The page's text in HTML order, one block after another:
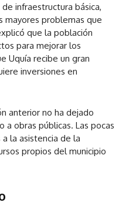
infraestructura básica,
mayores problemas que
que la población
para mejorar los
Uquía recibe un gran
inversiones en
anterior no ha dejado
a obras públicas. Las pocas
la asistencia de la
propios del municipio